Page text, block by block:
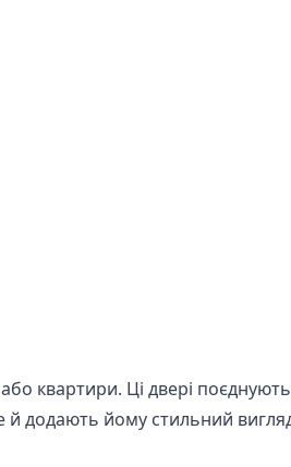
квартири. Ці двері
й додають йому стильний